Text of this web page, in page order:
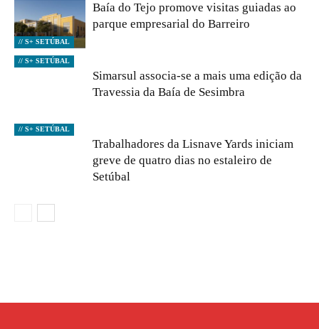
// S+ SETÚBAL
Baía do Tejo promove visitas guiadas ao
parque empresarial do Barreiro
// S+ SETÚBAL
Simarsul associa-se a mais uma edição da
Travessia da Baía de Sesimbra
// S+ SETÚBAL
Trabalhadores da Lisnave Yards iniciam
greve de quatro dias no estaleiro de
Setúbal